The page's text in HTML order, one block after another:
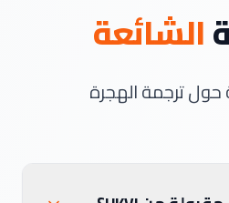
الشائعة
ترجمة الهجرة